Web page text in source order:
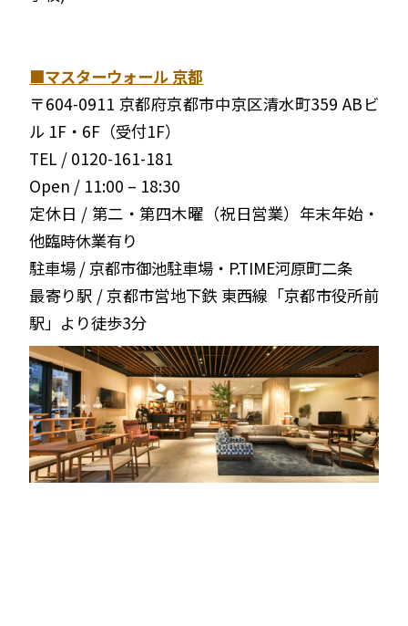
■マスターウォール 京都
〒604-0911 京都府京都市中京区清水町359 ABビ
ル 1F・6F（受付1F）
TEL / 0120-161-181
Open / 11:00 – 18:30
定休日 / 第二・第四木曜（祝日営業）年末年始・
他臨時休業有り
駐車場 / 京都市御池駐車場・P.TIME河原町二条
最寄り駅 / 京都市営地下鉄 東西線「京都市役所前
駅」より徒歩3分